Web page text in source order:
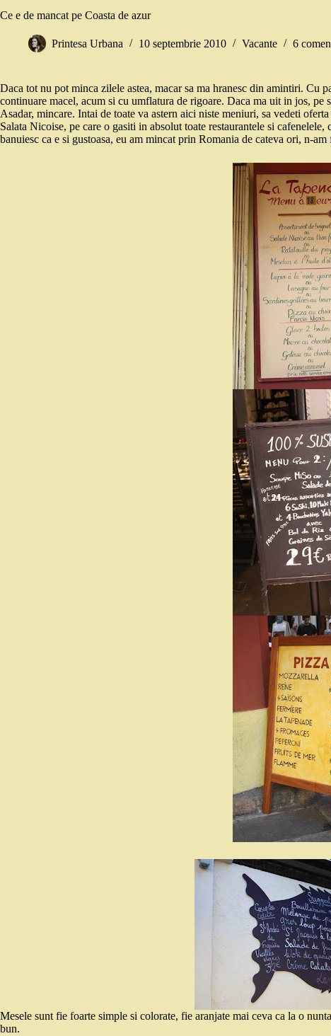
Ce e de mancat pe Coasta de azur
Printesa Urbana 10 septembrie 2010 Vacante 6
Daca tot nu pot minca zilele astea, macar sa ma hranesc din amintiri. Cu
continuare macel, acum si cu umflatura de rigoare. Daca ma uit in jos, pe
Asadar, mincare. Intai de toate va astern aici niste meniuri, sa vedeti
Salata Nicoise, pe care o gasiti in absolut toate restaurantele si
banuiesc ca e si gustoasa, eu am mincat prin Romania de cateva ori, n-
Mesele sunt fie foarte simple si colorate, fie aranjate mai ceva ca la o
bun.